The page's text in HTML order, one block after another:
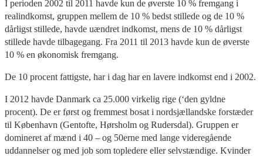
I perioden 2002 til 2011 havde kun de øverste 10 % fremgang i
realindkomst, gruppen mellem de 10 % bedst stillede og de 10 %
dårligst stillede, havde uændret indkomst, mens de 10 % dårligst
stillede havde tilbagegang. Fra 2011 til 2013 havde kun de øverste
10 % en økonomisk fremgang.
De 10 procent fattigste, har i dag har en lavere indkomst end i 2002.
I 2012 havde Danmark ca 25.000 virkelig rige (‘den gyldne
procent). De er først og fremmest bosat i nordsjællandske forstæder
til København (Gentofte, Hørsholm og Rudersdal). Gruppen er
domineret af mænd i 40 – og 50erne med lange videregående
uddannelser og med job som topledere eller selvstændige. Kvinder